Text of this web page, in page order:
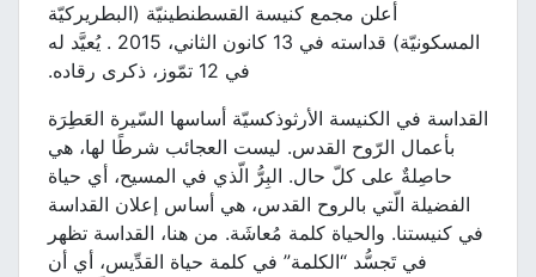
أعلن مجمع كنيسة القسطنطينيّة (البطريركيّة
المسكونيّة) قداسته في 13 كانون الثاني، 2015 . يُعيَّد له
في 12 تمّوز، ذكرى رقاده.
القداسة في الكنيسة الأرثوذكسيّة أساسها السّيرة العَطِرَة
بأعمال الرّوح القدس. ليست العجائب شرطًا لها، هي
حاصِلةٌ على كلّ حال. البِرُّ الّذي في المسيح، أي حياة
الفضيلة الّتي بالروح القدس، هي أساس إعلان القداسة
في كنيستنا. والحياة كلمة مُعاشَة. من هنا، القداسة تظهر
في تَجسُّد “الكلمة” في كلمة حياة القدِّيس، أي أن